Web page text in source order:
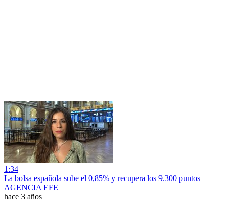
1:34
La bolsa española sube el 0,85% y recupera los 9.300 puntos
AGENCIA EFE
hace 3 años